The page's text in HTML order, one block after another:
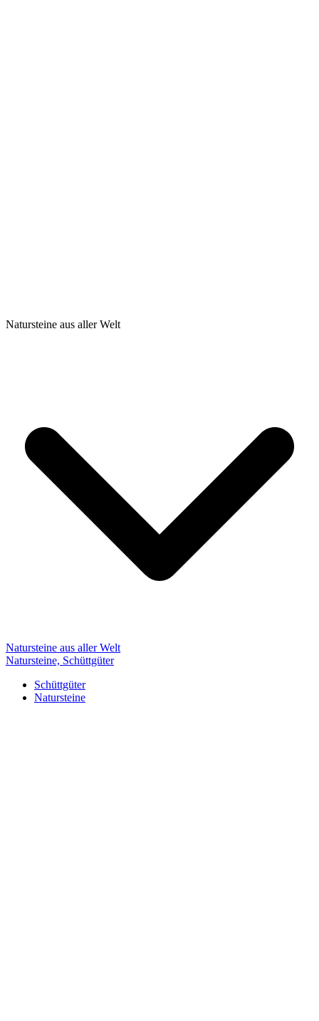
Natursteine aus aller Welt
Natursteine aus aller Welt
Natursteine, Schüttgüter
Schüttgüter
Natursteine